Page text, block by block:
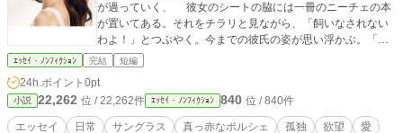
が過っていく、 彼女のシートの脇には一冊のニーチェの本
が置いてある。それをチラリと見ながら、「飼いなされない
わよ！」とつぶやく。今までの彼氏の姿が思い浮かぶ。「セ
フレ、ジゴロ」とまともな彼氏ではない。彼女は恋愛ゲーム
ゴロ」に負けてしまう。そのことをきっかけに、恋愛、恋を
あらためて考える彼女。いつも彼女がかけているサングラス
は、彼女の唯一の隠れ蓑であった。彼女は人を心底愛したい
ｴｯｾｲ・ﾉﾝﾌｨｸｼｮﾝ 完結 短編
24h.ポイント 0pt
小説 22,262 位 / 22,262件 ｴｯｾｲ・ﾉﾝﾌｨｸｼｮﾝ 840 位 / 840件
エッセイ 日常 サングラス 真っ赤なポルシェ 孤独 欲望
愛